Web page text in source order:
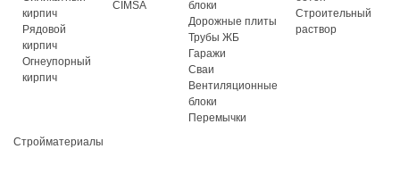
кирпич
Рядовой
кирпич
Огнеупорный
кирпич
CIMSA
блоки
Дорожные плиты
Трубы ЖБ
Гаражи
Сваи
Вентиляционные
блоки
Перемычки
Строительный
раствор
Стройматериалы